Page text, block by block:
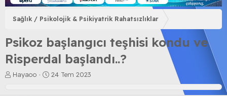
Sağlık / Psikolojik & Psikiyatrik Rahatsızlıklar
Psikoz başlangıcı teşhisi kondu ve
Risperdal başlandı..?
K
Hayaoo
B
24 Tem 2023